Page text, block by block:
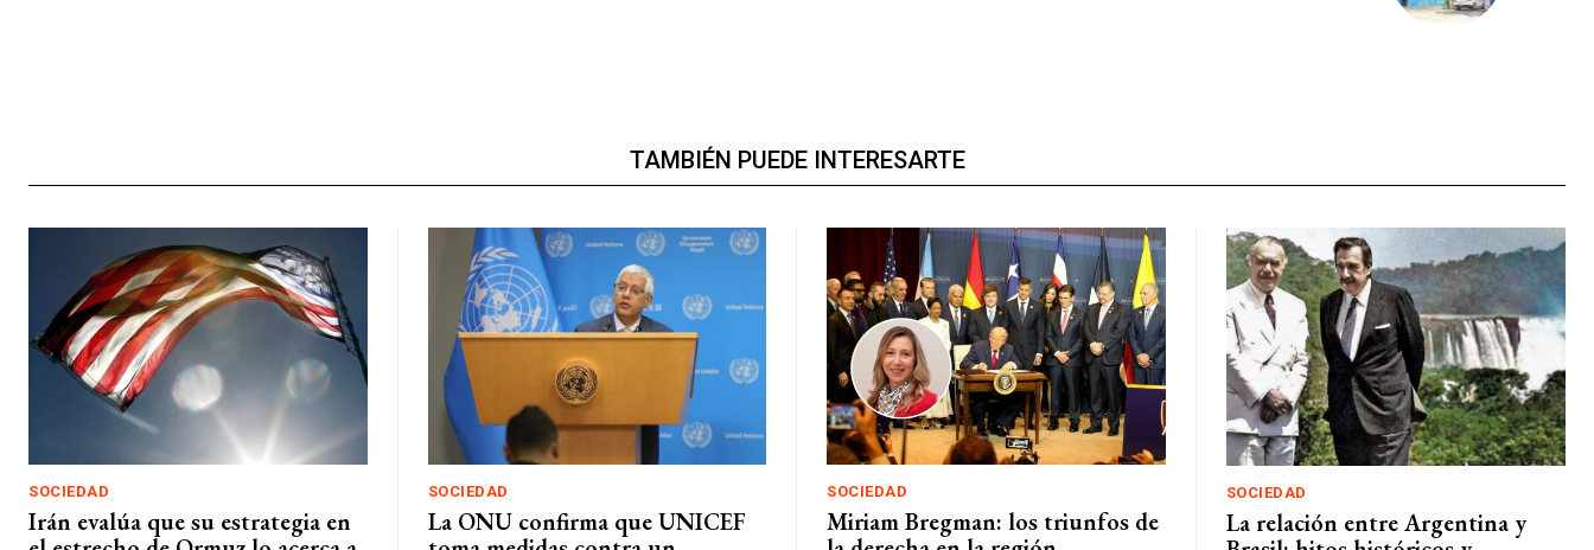
TAMBIÉN PUEDE INTERESARTE
SOCIEDAD
Irán evalúa que su estrategia en
SOCIEDAD
La ONU confirma que UNICEF
SOCIEDAD
Miriam Bregman: los triunfos de
SOCIEDAD
La relación entre Argentina y